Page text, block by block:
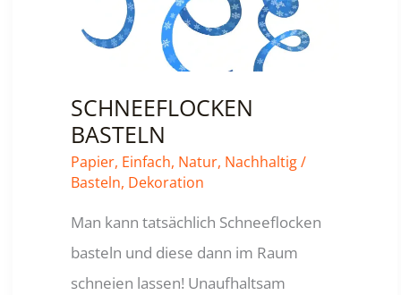
SCHNEEFLOCKEN
BASTELN
Papier, Einfach, Natur, Nachhaltig/
Basteln, Dekoration
Man kann tatsächlich Schneeflocken
basteln und diese dann im Raum
schneien lassen! Unaufhaltsam